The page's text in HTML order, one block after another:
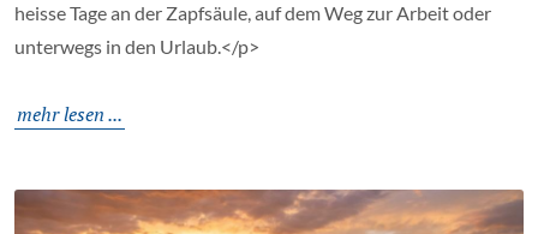
heisse Tage an der Zapfsäule, auf dem Weg zur Arbeit oder
unterwegs in den Urlaub.</p>
mehr lesen ...